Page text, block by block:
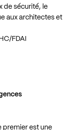
de sécurité, le
aux architectes et
FDAI
premier est une